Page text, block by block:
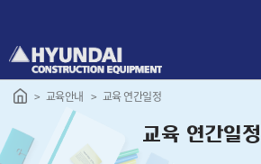
로
가
교육안내 교육 연간일정
교육 연간일정